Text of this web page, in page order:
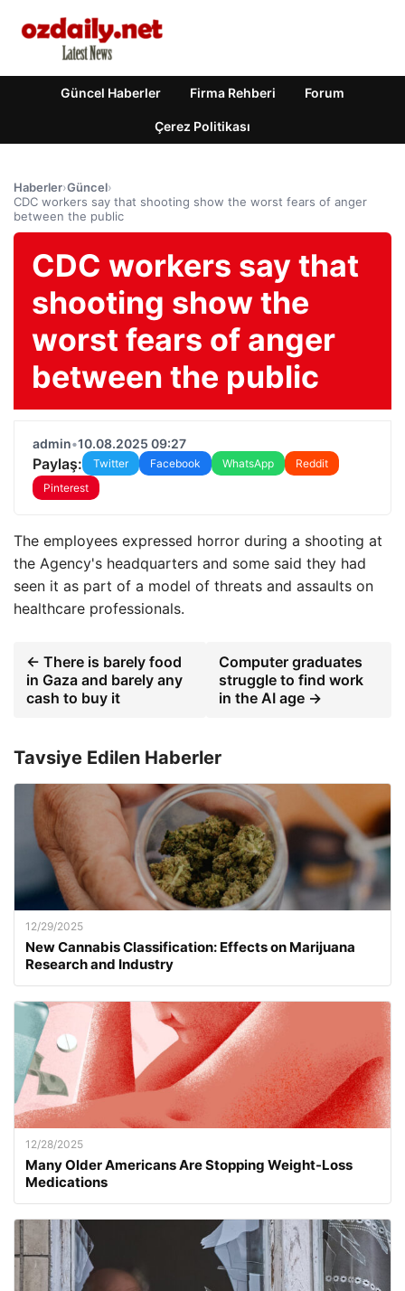
Güncel Haberler Firma Rehberi Forum
Çerez Politikası
Haberler›Güncel›
CDC workers say that shooting show the worst fears of anger
between the public
CDC workers say that
shooting show the
worst fears of anger
between the public
admin•10.08.2025 09:27
Paylaş: Twitter Facebook WhatsApp
Reddit
Pinterest
The employees expressed horror during a shooting at
the Agency's headquarters and some said they had
seen it as part of a model of threats and assaults on
healthcare professionals.
← There is barely food
in Gaza and barely any
cash to buy it
Computer graduates
struggle to find work
in the AI age →
Tavsiye Edilen Haberler
12/29/2025
New Cannabis Classification: Effects on Marijuana
Research and Industry
12/28/2025
Many Older Americans Are Stopping Weight-Loss
Medications